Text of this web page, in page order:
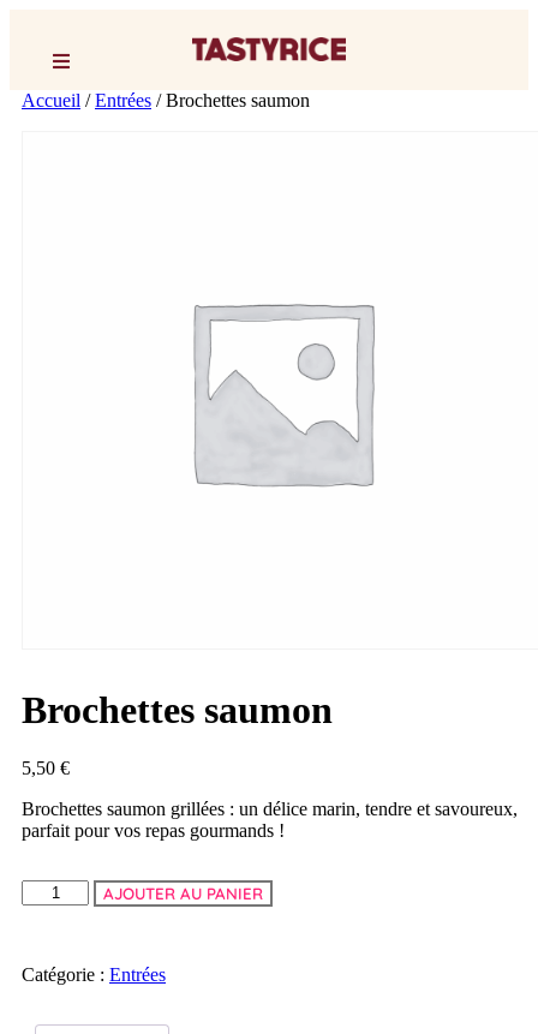
Accueil /Entrées / Brochettes saumon
Brochettes saumon
5,50 €
Brochettes saumon grillées : un délice marin, tendre et savoureux,
parfait pour vos repas gourmands !
AJOUTER AU PANIER
Catégorie : Entrées